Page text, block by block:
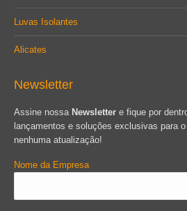
Luvas Isolantes
Alicates
Newsletter
Assine nossa Newsletter e fique por
lançamentos e soluções exclusivas para
nenhuma atualização!
Nome da Empresa